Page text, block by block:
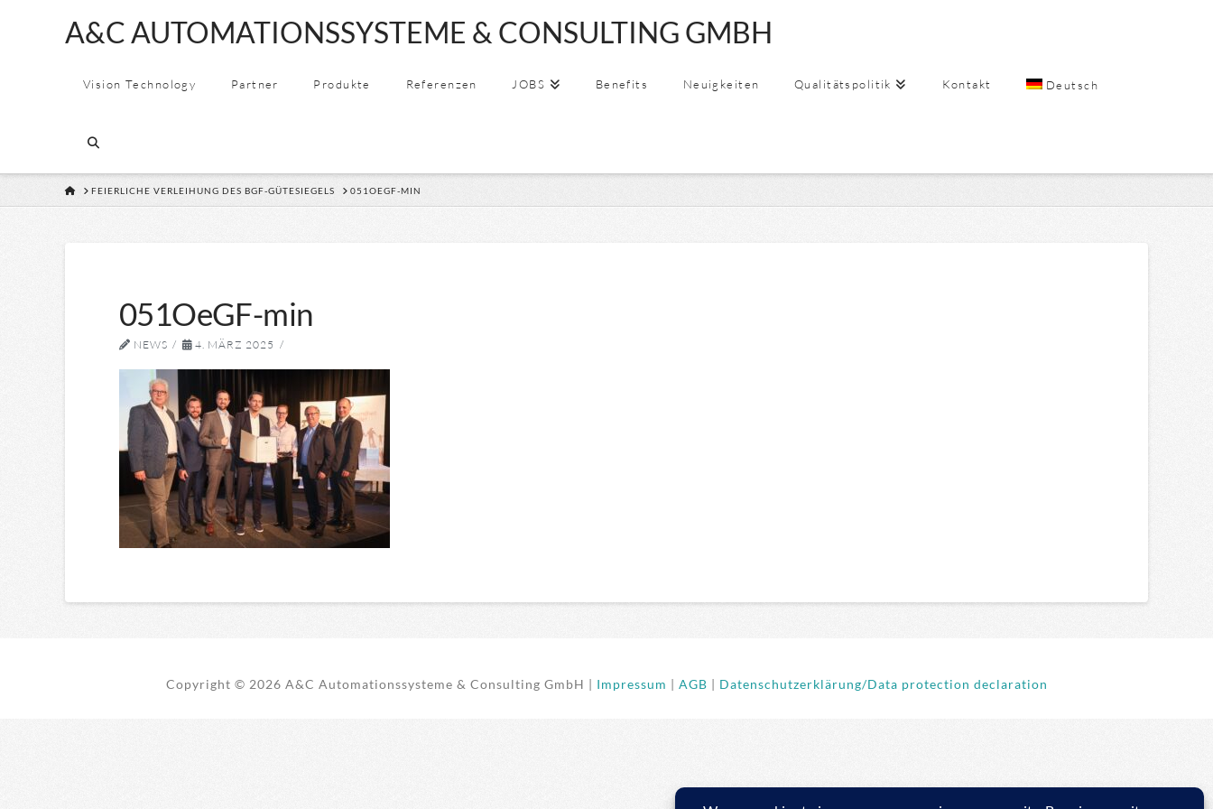
A&C
AUTOMATIONSSYSTEME
&
CONSULTING
GMBH
A&C AUTOMATIONSSYSTEME & CONSULTING GMBH
Vision Technology Partner Produkte Referenzen JOBS Benefits Neuigkeiten Qualitätspolitik Kontakt Deutsch
HOMEFEIERLICHE VERLEIHUNG DES BGF-GÜTESIEGELS 051OEGF-MIN
051OeGF-min
NEWS 4. MÄRZ 2025
Copyright © 2026 A&C Automationssysteme & Consulting GmbH | Impressum | AGB | Datenschutzerklärung/Data protection declaration